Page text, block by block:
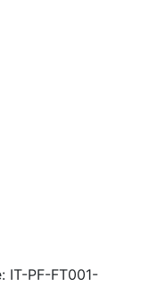
IT-PF-FT001-